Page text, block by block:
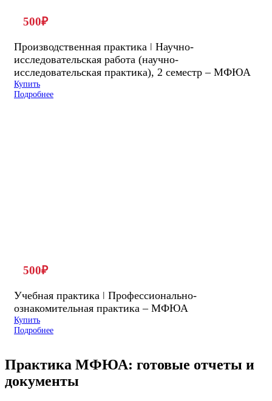
500₽
Производственная практика ǀ Научно-
исследовательская работа (научно-
исследовательская практика), 2 семестр – МФЮА
Купить
Подробнее
500₽
Учебная практика ǀ Профессионально-
ознакомительная практика – МФЮА
Купить
Подробнее
Практика МФЮА: готовые отчеты и
документы